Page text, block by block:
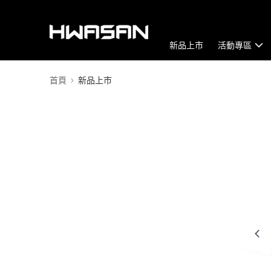
新品上市 活動專區
首頁 新品上市